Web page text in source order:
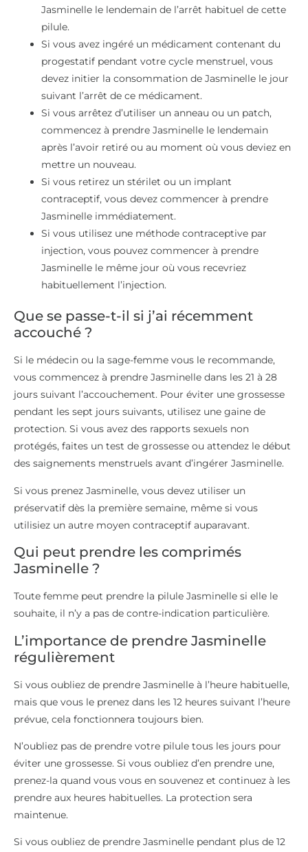
Jasminelle le lendemain de l’arrêt habituel de cette
pilule.
Si vous avez ingéré un médicament contenant du
progestatif pendant votre cycle menstruel, vous
devez initier la consommation de Jasminelle le jour
suivant l’arrêt de ce médicament.
Si vous arrêtez d’utiliser un anneau ou un patch,
commencez à prendre Jasminelle le lendemain
après l’avoir retiré ou au moment où vous deviez en
mettre un nouveau.
Si vous retirez un stérilet ou un implant
contraceptif, vous devez commencer à prendre
Jasminelle immédiatement.
Si vous utilisez une méthode contraceptive par
injection, vous pouvez commencer à prendre
Jasminelle le même jour où vous recevriez
habituellement l’injection.
Que se passe-t-il si j’ai récemment
accouché ?
Si le médecin ou la sage-femme vous le recommande,
vous commencez à prendre Jasminelle dans les 21 à 28
jours suivant l’accouchement. Pour éviter une grossesse
pendant les sept jours suivants, utilisez une gaine de
protection. Si vous avez des rapports sexuels non
protégés, faites un test de grossesse ou attendez le début
des saignements menstruels avant d’ingérer Jasminelle.
Si vous prenez Jasminelle, vous devez utiliser un
préservatif dès la première semaine, même si vous
utilisiez un autre moyen contraceptif auparavant.
Qui peut prendre les comprimés
Jasminelle ?
Toute femme peut prendre la pilule Jasminelle si elle le
souhaite, il n’y a pas de contre-indication particulière.
L’importance de prendre Jasminelle
régulièrement
Si vous oubliez de prendre Jasminelle à l’heure habituelle,
mais que vous le prenez dans les 12 heures suivant l’heure
prévue, cela fonctionnera toujours bien.
N’oubliez pas de prendre votre pilule tous les jours pour
éviter une grossesse. Si vous oubliez d’en prendre une,
prenez-la quand vous vous en souvenez et continuez à les
prendre aux heures habituelles. La protection sera
maintenue.
Si vous oubliez de prendre Jasminelle pendant plus de 12